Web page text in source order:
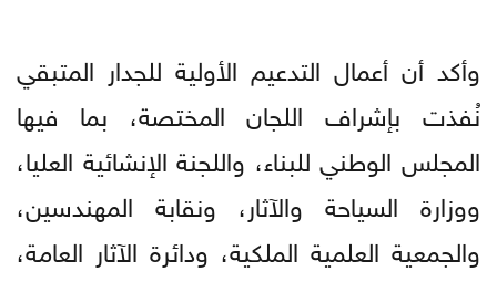
وأكد أن أعمال التدعيم الأولية للجدار المتبقي
نُفذت بإشراف اللجان المختصة، بما فيها
المجلس الوطني للبناء، واللجنة الإنشائية العليا،
ووزارة السياحة والآثار، ونقابة المهندسين،
والجمعية العلمية الملكية، ودائرة الآثار العامة،